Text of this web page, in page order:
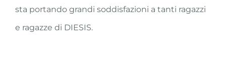
sta portando grandi soddisfazioni a tanti ragazzi
e ragazze di DIESIS.